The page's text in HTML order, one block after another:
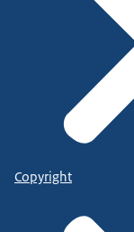
Copyright